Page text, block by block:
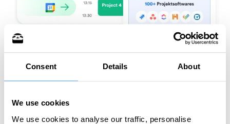
Consent Details About
We use cookies
We use cookies to analyse our traffic, personalise